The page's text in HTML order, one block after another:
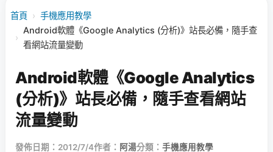
首頁 › 手機應用教學
›
Android軟體《Google Analytics (分析)》站長必備，隨手查
看網站流量變動
Android軟體《Google Analytics
(分析)》站長必備，隨手查看網站
流量變動
發佈日期：2012/7/4作者： 阿湯分類： 手機應用教學